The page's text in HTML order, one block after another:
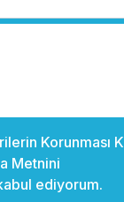
Korunması
Metnini
ediyorum.